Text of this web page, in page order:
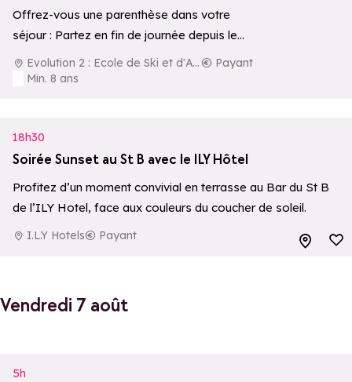
Offrez-vous une parenthèse dans votre
séjour : Partez en fin de journée depuis le
centre de la station pour une aventure…
Evolution 2 : Ecole de Ski et d'Aventure
Payant
Min. 8 ans
18h30
Soirée Sunset au St B avec le ILY Hôtel
Profitez d’un moment convivial en terrasse au Bar du St B
de l’ILY Hotel, face aux couleurs du coucher de soleil.
I.L.Y Hotels Payant Ajouter
Vendredi 7 août
5h